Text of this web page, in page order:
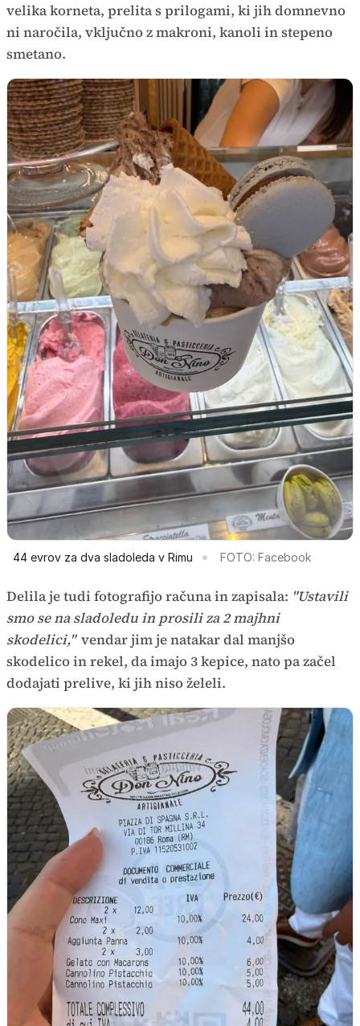
velika korneta, prelita s prilogami, ki jih domnevno
ni naročila, vključno z makroni, kanoli in stepeno
smetano.
44 evrov za dva sladoleda v Rimu FOTO: Facebook
Delila je tudi fotografijo računa in zapisala: "Ustavili
smo se na sladoledu in prosili za 2 majhni
skodelici," vendar jim je natakar dal manjšo
skodelico in rekel, da imajo 3 kepice, nato pa začel
dodajati prelive, ki jih niso želeli.